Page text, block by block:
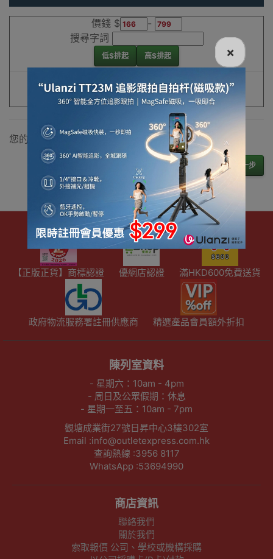
價錢 $
-
搜尋字詞
低$排起 高$排起
重設條件 篩選
您的購物車內沒有產品！
下一步
×
【正版正貨】商標認證 優網店認證 滿HKD600免費送貨
政府物流服務署註冊供應商 精選產品會員額外折扣
陳列室資料
- 星期六：10am - 4pm
- 周日及公眾假期：休息
- 星期一至五：10am - 7pm
觀塘成業街27號日昇中心3樓302室
Email :info@outletexpress.com.hk
查詢熱線 :3956 8117
WhatsApp :53694990
商店資訊
聯絡我們
關於我們
索取報價 公司、學校或機構採購